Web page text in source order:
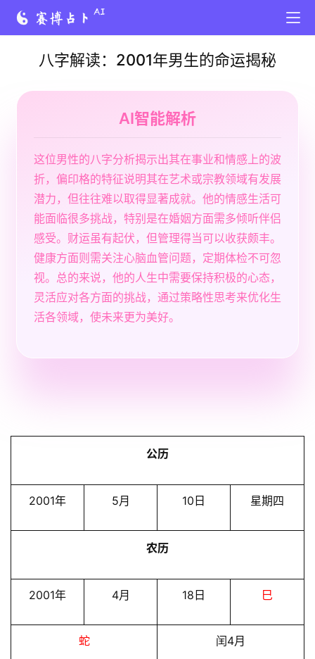
八字解读：2001年男生的命运揭秘
AI智能解析
这位男性的八字分析揭示出其在事业和情感上的波
折，偏印格的特征说明其在艺术或宗教领域有发展
潜力，但往往难以取得显著成就。他的情感生活可
能面临很多挑战，特别是在婚姻方面需多倾听伴侣
感受。财运虽有起伏，但管理得当可以收获颇丰。
健康方面则需关注心脑血管问题，定期体检不可忽
视。总的来说，他的人生中需要保持积极的心态，
灵活应对各方面的挑战，通过策略性思考来优化生
活各领域，使未来更为美好。
公历
2001年 5月 10日 星期四
农历
2001年 4月 18日 巳
蛇 闰4月